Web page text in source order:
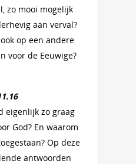
zo mooi mogelijk
aan verval?
op een andere
voor de Eeuwige?
eigenlijk zo graag
God? En waarom
Op deze
antwoorden